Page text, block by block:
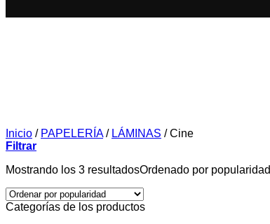
Inicio / PAPELERÍA / LÁMINAS /Cine
Filtrar
Mostrando los 3 resultadosOrdenado por popularidad
Categorías de los productos